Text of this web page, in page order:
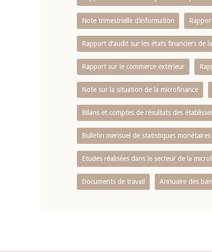
Note trimestrielle d‘information
Rapport d‘audit sur les états financiers de
Rapport sur le commerce extérieur
Note sur la situation de la microfinance
Bilans et comptes de résultats des
Bulletin mensuel de statistiques
Etudes réalisées dans le secteur de la
Documents de travail Annuaire des